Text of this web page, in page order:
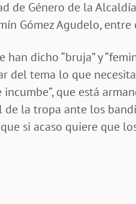
de Género de la
Gómez Agudelo, entre
dicho “bruja” y
del tema lo que
que está
la tropa ante los
si acaso quiere que